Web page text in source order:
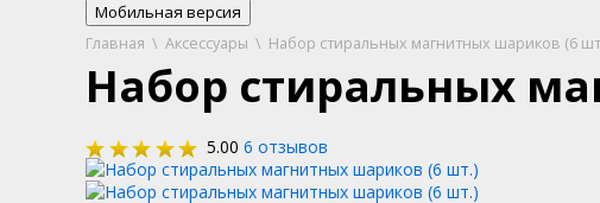
Мобильная версия
Главная \ Аксессуары \ Набор стиральных магнитных шариков (6
Набор стиральных
5.00 6 отзывов